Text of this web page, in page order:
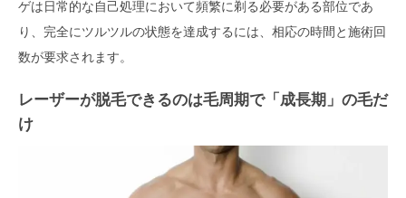
ゲは日常的な自己処理において頻繁に剃る必要がある部位であ
り、完全にツルツルの状態を達成するには、相応の時間と施術回
数が要求されます。
レーザーが脱毛できるのは毛周期で「成長期」の毛だ
け